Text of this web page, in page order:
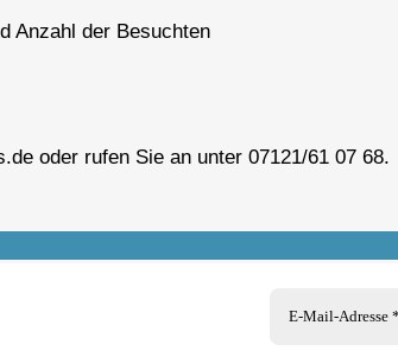
Anzahl der Besuchten
oder rufen Sie an unter 07121/61 07 68.